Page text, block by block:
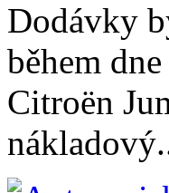
Dodávky
během
Citroën